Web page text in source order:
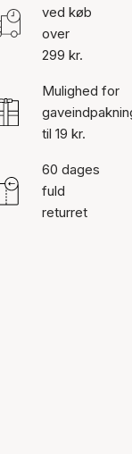
ved køb
over
299 kr.
Mulighed for
til 19 kr.
60 dages
fuld
returret